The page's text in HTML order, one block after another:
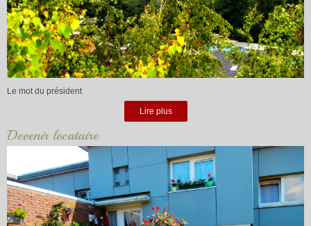
Le mot du président
Lire plus
Devenir locataire